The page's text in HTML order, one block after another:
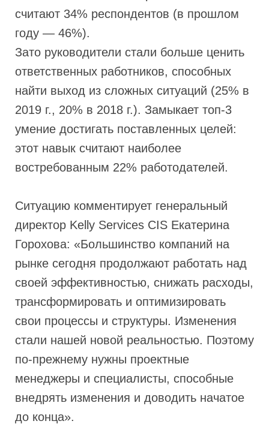
считают 34% респондентов (в прошлом
году — 46%).
Зато руководители стали больше ценить
ответственных работников, способных
найти выход из сложных ситуаций (25% в
2019 г., 20% в 2018 г.). Замыкает топ-3
умение достигать поставленных целей:
этот навык считают наиболее
востребованным 22% работодателей.
Ситуацию комментирует генеральный
директор Kelly Services CIS Екатерина
Горохова: «Большинство компаний на
рынке сегодня продолжают работать над
своей эффективностью, снижать расходы,
трансформировать и оптимизировать
свои процессы и структуры. Изменения
стали нашей новой реальностью. Поэтому
по-прежнему нужны проектные
менеджеры и специалисты, способные
внедрять изменения и доводить начатое
до конца».